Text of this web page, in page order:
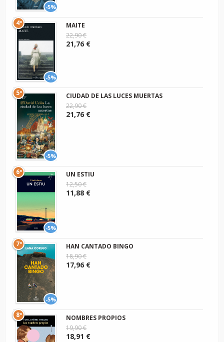
-5%
-5%
4º
MAITE
22,90 €
21,76 €
-5%
5º
CIUDAD DE LAS LUCES MUERTAS
22,90 €
21,76 €
-5%
6º
UN ESTIU
12,50 €
11,88 €
-5%
7º
HAN CANTADO BINGO
18,90 €
17,96 €
8º
NOMBRES PROPIOS
19,90 €
18,91 €